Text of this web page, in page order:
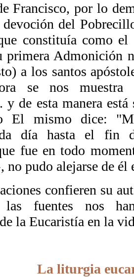
Francisco, por lo
del
constituía como
primera Admonición
a los santos
se nos
y de esta manera
El mismo dice:
día hasta el fin
fue en todo
no pudo alejarse de él
confieren su
las fuentes nos
la Eucaristía en la
La liturgia